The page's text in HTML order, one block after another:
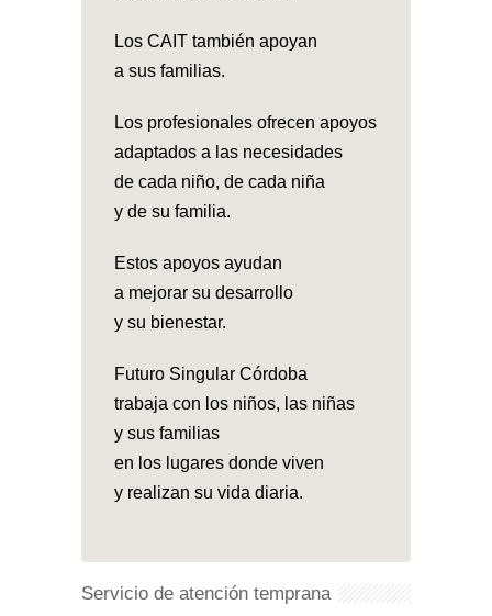
Los CAIT también apoyan
a sus familias.
Los profesionales ofrecen apoyos
adaptados a las necesidades
de cada niño, de cada niña
y de su familia.
Estos apoyos ayudan
a mejorar su desarrollo
y su bienestar.
Futuro Singular Córdoba
trabaja con los niños, las niñas
y sus familias
en los lugares donde viven
y realizan su vida diaria.
Servicio de atención temprana